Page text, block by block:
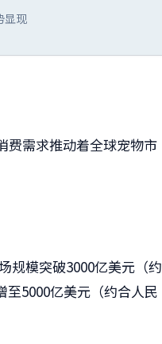
显现
费需求推动着全球宠物市
规模突破3000亿美元（约
至5000亿美元（约合人民